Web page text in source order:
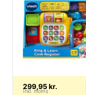
299,95 kr.
Inkl. moms